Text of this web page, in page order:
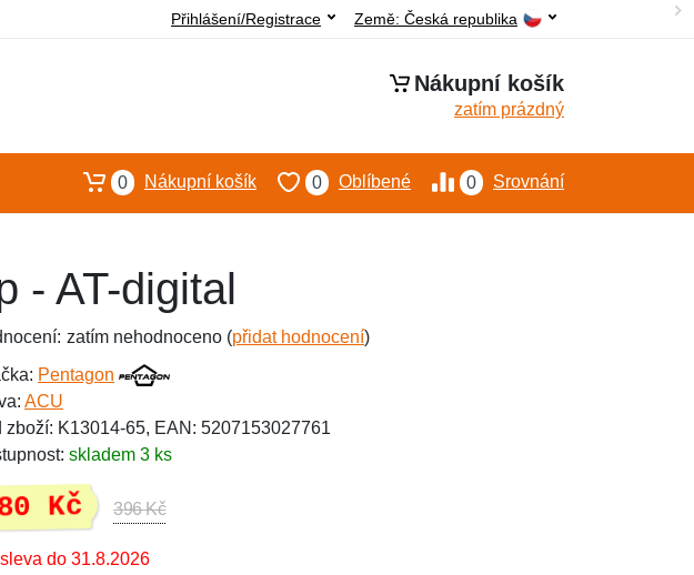
Země: Česká republika
Přihlášení/Registrace
Nákupní košík
zatím prázdný
0 Srovnání
0 Oblíbené
0 Nákupní košík
- AT-digital
zatím nehodnoceno (přidat hodnocení)
Pentagon
ACU
zboží: K13014-65, EAN: 5207153027761
skladem 3 ks
Kč 396 Kč
do 31.8.2026